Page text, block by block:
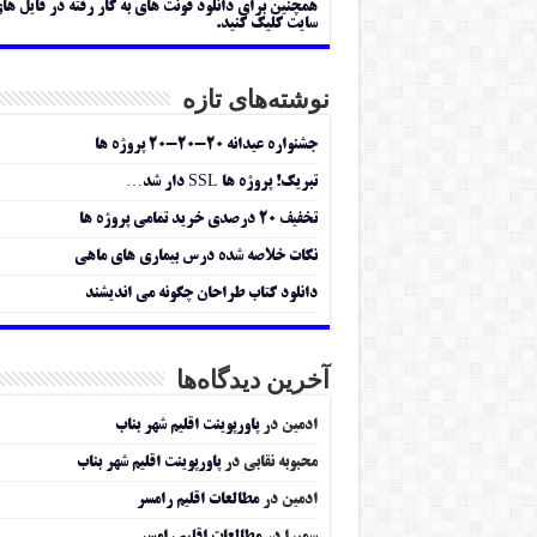
همچنین برای دانلود فونت های به کار رفته در فایل
سایت کلیک کنید.
نوشته‌های تازه
جشنواره عیدانه ۲۰-۲۰-۲۰ پروژه ها
تبریک! پروژه ها SSL دار شد…
تخفیف ۲۰ درصدی خرید تمامی پروژه ها
نکات خلاصه شده درس بیماری های ماهی
دانلود کتاب طراحان چگونه می اندیشند
آخرین دیدگاه‌ها
ادمین درپاورپوینت اقلیم شهر بناب
محبوبه نقابی درپاورپوینت اقلیم شهر بناب
ادمین درمطالعات اقلیم رامسر